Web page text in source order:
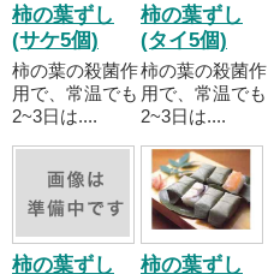
柿の葉ずし
(サケ5個)
柿の葉の殺菌作
用で、常温でも
2~3日は....
柿の葉ずし
(タイ5個)
柿の葉の殺菌作
用で、常温でも
2~3日は....
柿の葉ずし
柿の葉ずし